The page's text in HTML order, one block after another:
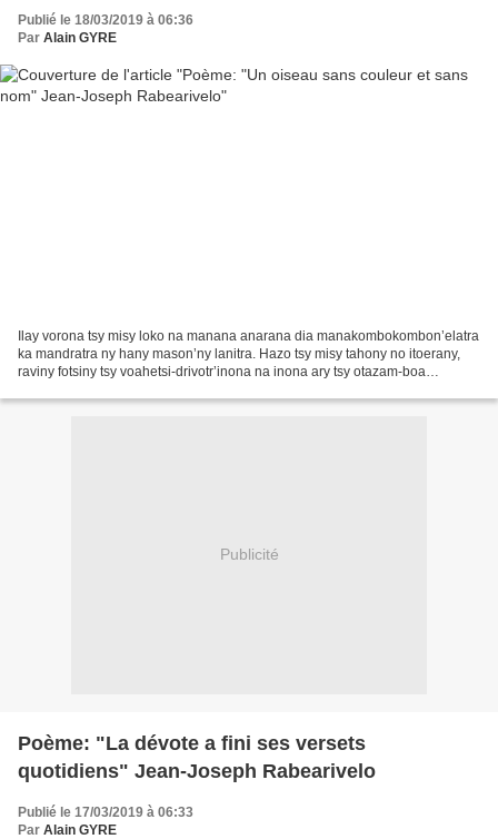
Publié le 18/03/2019 à 06:36
Par Alain GYRE
Ilay vorona tsy misy loko na manana anarana dia manakombokombon’elatra
ka mandratra ny hany mason’ny lanitra. Hazo tsy misy tahony no itoerany,
raviny fotsiny tsy voahetsi-drivotr’inona na inona ary tsy otazam-boa
Publicité
Poème: "La dévote a fini ses versets
quotidiens" Jean-Joseph Rabearivelo
Publié le 17/03/2019 à 06:33
Par Alain GYRE